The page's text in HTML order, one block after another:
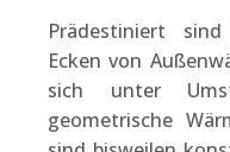
Prädestiniert
Ecken von
sich unter
geometrische